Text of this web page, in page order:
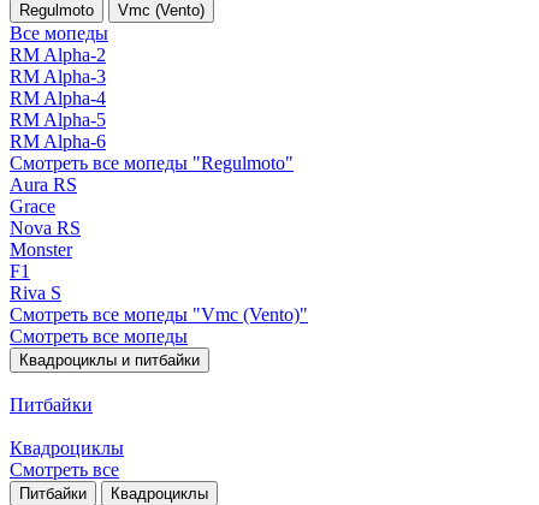
Regulmoto Vmc (Vento)
Все мопеды
RM Alpha-2
RM Alpha-3
RM Alpha-4
RM Alpha-5
RM Alpha-6
Смотреть все мопеды "Regulmoto"
Aura RS
Grace
Nova RS
Monster
F1
Riva S
Смотреть все мопеды "Vmc (Vento)"
Смотреть все мопеды
Квадроциклы и питбайки
Питбайки
Квадроциклы
Смотреть все
Питбайки Квадроциклы